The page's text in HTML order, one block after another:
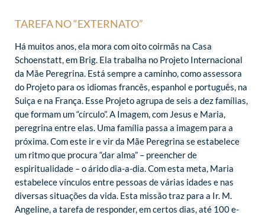
TAREFA NO “EXTERNATO”
Há muitos anos, ela mora com oito coirmãs na Casa
Schoenstatt, em Brig. Ela trabalha no Projeto Internacional
da Mãe Peregrina. Está sempre a caminho, como assessora
do Projeto para os idiomas francês, espanhol e português, na
Suiça e na França. Esse Projeto agrupa de seis a dez famílias,
que formam um “círculo”. A Imagem, com Jesus e Maria,
peregrina entre elas. Uma família passa a imagem para a
próxima. Com este ir e vir da Mãe Peregrina se estabelece
um ritmo que procura “dar alma” – preencher de
espiritualidade – o árido dia-a-dia. Com esta meta, Maria
estabelece vínculos entre pessoas de várias idades e nas
diversas situações da vida. Esta missão traz para a Ir. M.
Angeline, a tarefa de responder, em certos dias, até 100 e-